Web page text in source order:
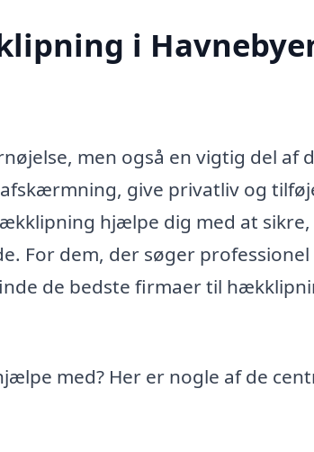
i
men også en vigtig del af
give privatliv og
hjælpe dig med at
For dem, der søger professionel
de bedste firmaer til
med? Her er nogle af de